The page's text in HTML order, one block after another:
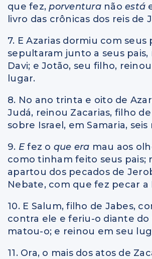
que fez,porventura não está
livro das crônicas dos reis de
7. E Azarias dormiu com seus
sepultaram junto a seus pais,
Davi; e Jotão, seu filho,
lugar.
8. No ano trinta e oito de
Judá, reinou Zacarias, filho
sobre Israel, em Samaria, seis
9. Efez o que era mau aos
como tinham feito seus pais;
apartou dos pecados de
Nebate, com que fez pecar a
10. E Salum, filho de Jabes,
contra ele e feriu-o diante do
matou-o; e reinou em seu
11. Ora, o mais dos atos de